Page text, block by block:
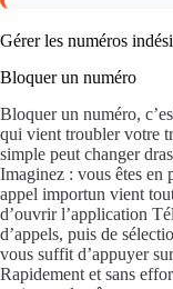
Gérer les numéros
Bloquer un numéro
Bloquer un numéro,
qui vient troubler votre
simple peut changer
Imaginez : vous êtes en
appel importun vient
d’ouvrir l’application
d’appels, puis de
vous suffit d’appuyer
Rapidement et sans